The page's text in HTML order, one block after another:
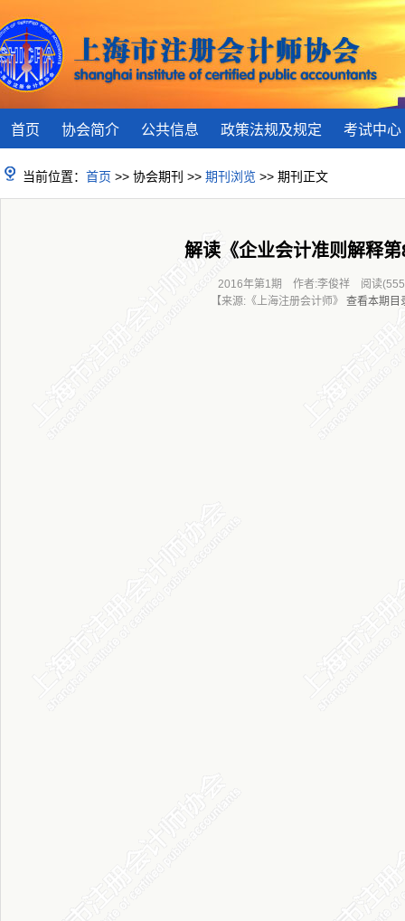
首页 协会简介 公共信息 政策法规及规定 考试中心
当前位置： 首页 >> 协会期刊 >> 期刊浏览 >> 期刊正文
解读《企业会计准则解释
2016年第1期 作者:李俊祥 阅读
【来源:《上海注册会计师》 查看本期目